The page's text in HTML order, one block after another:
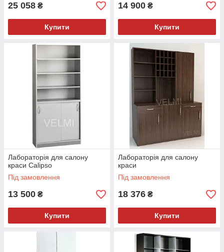
25 058 ₴
Купити
14 900 ₴
Купити
Лабораторія для салону
краси Calipso
Під замовлення
13 500 ₴
Купити
Лабораторія для салону
краси
Під замовлення
18 376 ₴
Купити